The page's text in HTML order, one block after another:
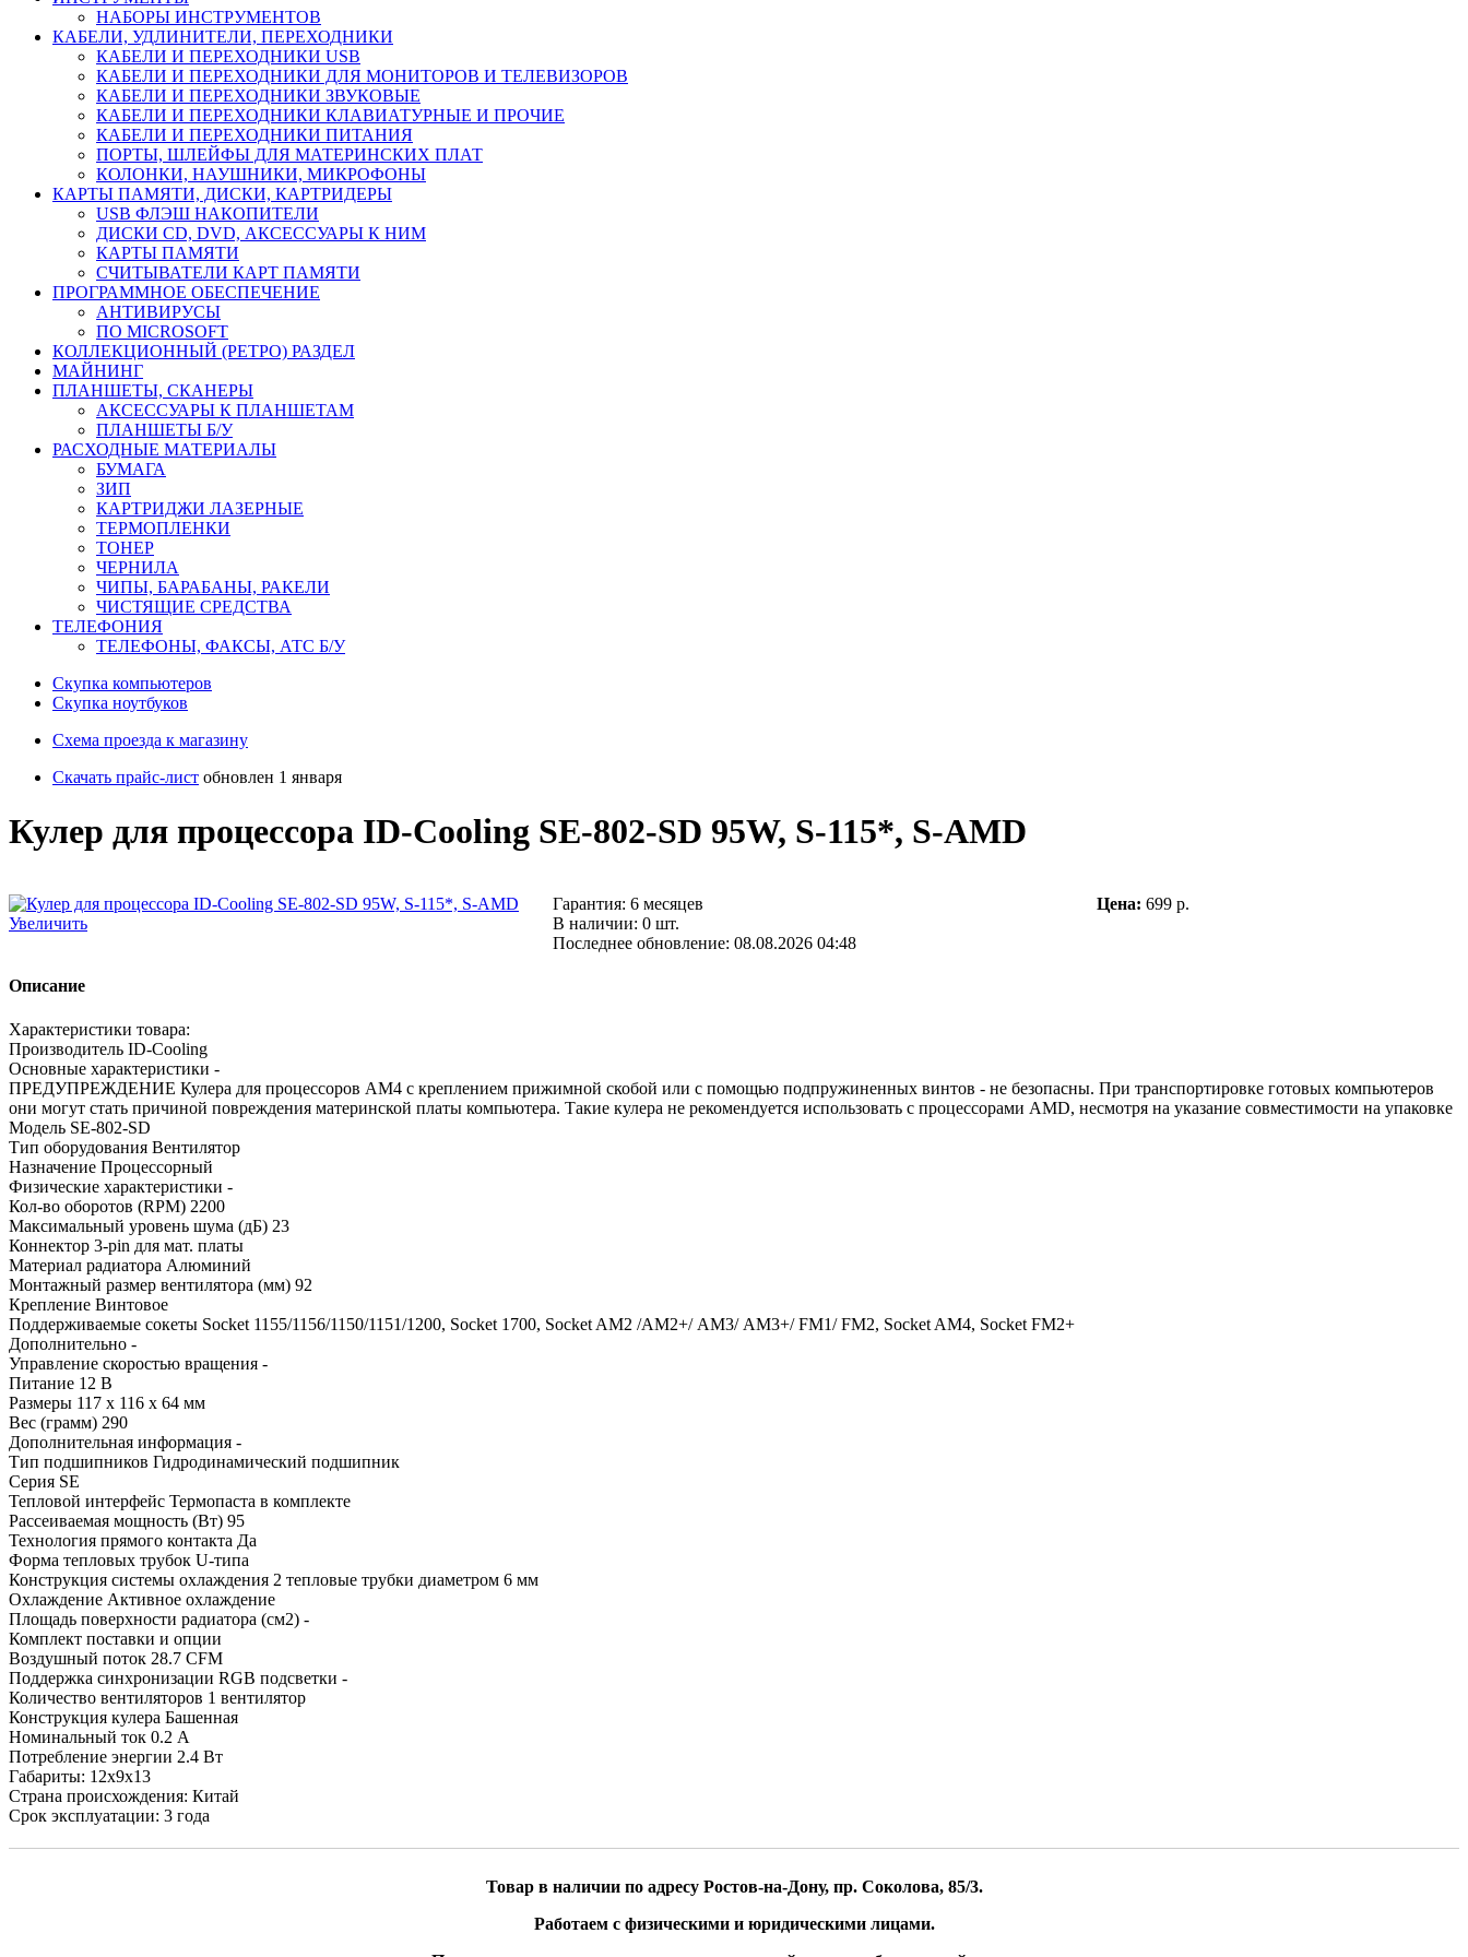
НАБОРЫ ИНСТРУМЕНТОВ
КАБЕЛИ, УДЛИНИТЕЛИ, ПЕРЕХОДНИКИ
КАБЕЛИ И ПЕРЕХОДНИКИ USB
КАБЕЛИ И ПЕРЕХОДНИКИ ДЛЯ МОНИТОРОВ И ТЕЛЕВИЗОРОВ
КАБЕЛИ И ПЕРЕХОДНИКИ ЗВУКОВЫЕ
КАБЕЛИ И ПЕРЕХОДНИКИ КЛАВИАТУРНЫЕ И ПРОЧИЕ
КАБЕЛИ И ПЕРЕХОДНИКИ ПИТАНИЯ
ПОРТЫ, ШЛЕЙФЫ ДЛЯ МАТЕРИНСКИХ ПЛАТ
КОЛОНКИ, НАУШНИКИ, МИКРОФОНЫ
КАРТЫ ПАМЯТИ, ДИСКИ, КАРТРИДЕРЫ
USB ФЛЭШ НАКОПИТЕЛИ
ДИСКИ CD, DVD, АКСЕССУАРЫ К НИМ
КАРТЫ ПАМЯТИ
СЧИТЫВАТЕЛИ КАРТ ПАМЯТИ
ПРОГРАММНОЕ ОБЕСПЕЧЕНИЕ
АНТИВИРУСЫ
ПО MICROSOFT
КОЛЛЕКЦИОННЫЙ (РЕТРО) РАЗДЕЛ
МАЙНИНГ
ПЛАНШЕТЫ, СКАНЕРЫ
АКСЕССУАРЫ К ПЛАНШЕТАМ
ПЛАНШЕТЫ Б/У
РАСХОДНЫЕ МАТЕРИАЛЫ
БУМАГА
ЗИП
КАРТРИДЖИ ЛАЗЕРНЫЕ
ТЕРМОПЛЕНКИ
ТОНЕР
ЧЕРНИЛА
ЧИПЫ, БАРАБАНЫ, РАКЕЛИ
ЧИСТЯЩИЕ СРЕДСТВА
ТЕЛЕФОНИЯ
ТЕЛЕФОНЫ, ФАКСЫ, АТС Б/У
Скупка компьютеров
Cкупка ноутбуков
Схема проезда к магазину
Скачать прайс-лист обновлен 1 января
Кулер для процессора ID-Cooling SE-802-SD 95W, S-115*, S-AMD
Увеличить
Гарантия: 6 месяцев
В наличии: 0 шт.
Последнее обновление: 08.08.2026 04:48
Цена: 699 р.
Описание
Характеристики товара:
Производитель ID-Cooling
Основные характеристики -
ПРЕДУПРЕЖДЕНИЕ Кулера для процессоров AM4 с креплением прижимной скобой или с помощью подпружиненных винтов - не безопасны. При транспортировке готовых компьютеров
они могут стать причиной повреждения материнской платы компьютера. Такие кулера не рекомендуется использовать с процессорами AMD, несмотря на указание совместимости на упаковке
Модель SE-802-SD
Тип оборудования Вентилятор
Назначение Процессорный
Физические характеристики -
Кол-во оборотов (RPM) 2200
Максимальный уровень шума (дБ) 23
Коннектор 3-pin для мат. платы
Материал радиатора Алюминий
Монтажный размер вентилятора (мм) 92
Крепление Винтовое
Поддерживаемые сокеты Socket 1155/1156/1150/1151/1200, Socket 1700, Socket AM2 /АМ2+/ АМ3/ AM3+/ FM1/ FM2, Socket AM4, Socket FM2+
Дополнительно -
Управление скоростью вращения -
Питание 12 В
Размеры 117 x 116 x 64 мм
Вес (грамм) 290
Дополнительная информация -
Тип подшипников Гидродинамический подшипник
Серия SE
Тепловой интерфейс Термопаста в комплекте
Рассеиваемая мощность (Вт) 95
Технология прямого контакта Да
Форма тепловых трубок U-типа
Конструкция системы охлаждения 2 тепловые трубки диаметром 6 мм
Охлаждение Активное охлаждение
Площадь поверхности радиатора (см2) -
Комплект поставки и опции
Воздушный поток 28.7 CFM
Поддержка синхронизации RGB подсветки -
Количество вентиляторов 1 вентилятор
Конструкция кулера Башенная
Номинальный ток 0.2 А
Потребление энергии 2.4 Вт
Габариты: 12x9x13
Страна происхождения: Китай
Срок эксплуатации: 3 года
Товар в наличии по адресу Ростов-на-Дону, пр. Соколова, 85/3.
Работаем с физическими и юридическими лицами.